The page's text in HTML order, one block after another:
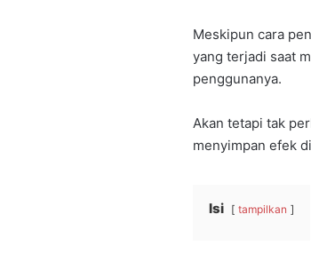
Meskipun cara
yang terjadi saat
penggunanya.
Akan tetapi tak
menyimpan efek
Isi tampilkan